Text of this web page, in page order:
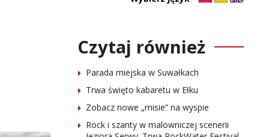
Czytaj również
Parada miejska w Suwałkach
Trwa święto kabaretu w Ełku
Zobacz nowe „misie” na wyspie
Rock i szanty w malowniczej scenerii